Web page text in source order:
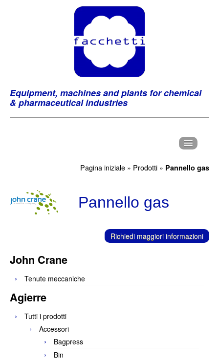
Equipment, machines and plants for chemical
& pharmaceutical industries
Home
Prodotti
Contatti
Pagina iniziale » Prodotti » Pannello gas
Pannello gas
Richiedi maggiori informazioni
John Crane
Tenute meccaniche
Agierre
Tutti i prodotti
Accessori
Bagpress
Bin